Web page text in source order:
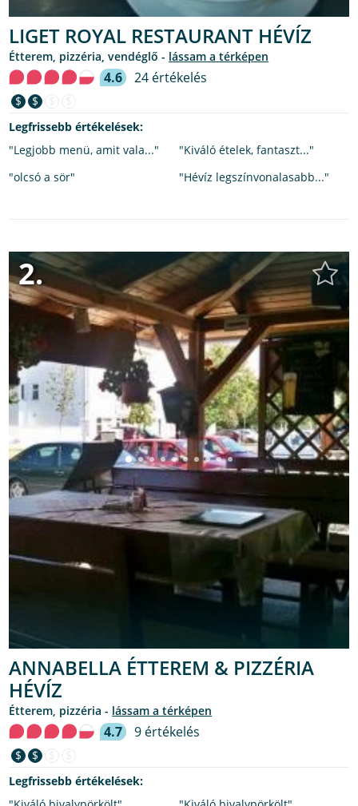
LIGET ROYAL RESTAURANT HÉVÍZ
étterem, pizzéria, vendéglő - lássam a térképen
4.6 24 értékelés
$ $
Legfrissebb értékelések:
"Legjobb menü, amit vala..."
"Kiváló ételek, fantaszt..."
"olcsó a sör"
"Hévíz legszínvonalasabb..."
2.
ANNABELLA ÉTTEREM & PIZZÉRIA
HÉVÍZ
étterem, pizzéria - lássam a térképen
4.7 9 értékelés
$ $
Legfrissebb értékelések: